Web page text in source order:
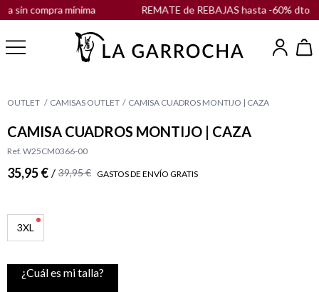
compra mínima REMATE de REBAJAS hasta -60% dto. |
OUTLET CAMISAS OUTLET CAMISA CUADROS MONTIJO | CAZA
CAMISA CUADROS MONTIJO | CAZA
Ref. W25CM0366-00
35,95 € / 39,95 € GASTOS DE ENVÍO GRATIS
3XL
¿Cuál es mi talla?